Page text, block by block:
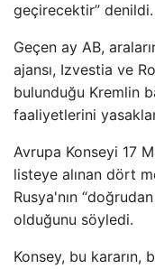
geçirecektir” denildi.
Geçen ay AB,
ajansı, Izvestia ve
bulunduğu Kremlin
faaliyetlerini
Avrupa Konseyi 17
listeye alınan dört
Rusya'nın
olduğunu söyledi.
Konsey, bu kararın,